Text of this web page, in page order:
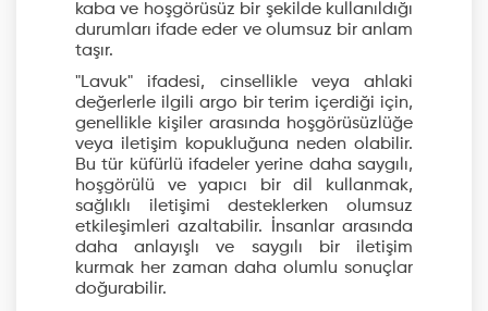
kaba ve hoşgörüsüz bir şekilde kullanıldığı
durumları ifade eder ve olumsuz bir anlam
taşır.
"Lavuk" ifadesi, cinsellikle veya ahlaki
değerlerle ilgili argo bir terim içerdiği için,
genellikle kişiler arasında hoşgörüsüzlüğe
veya iletişim kopukluğuna neden olabilir.
Bu tür küfürlü ifadeler yerine daha saygılı,
hoşgörülü ve yapıcı bir dil kullanmak,
sağlıklı iletişimi desteklerken olumsuz
etkileşimleri azaltabilir. İnsanlar arasında
daha anlayışlı ve saygılı bir iletişim
kurmak her zaman daha olumlu sonuçlar
doğurabilir.